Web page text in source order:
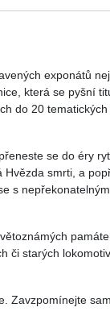
exponátů
která se pyšní
do 20
se do éry
smrti, a
s
či starých
Zavzpomínejte